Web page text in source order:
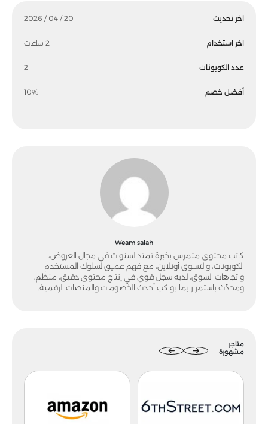
اخر تحديث 20 / 04 / 2026
اخر استخدام 2 ساعات
عدد الكوبونات 2
أفضل خصم 10%
Weam salah
كاتب محتوى متمرس بخبرة تمتد لسنوات في مجال العروض،
الكوبونات، والتسوق أونلاين، مع فهم عميق لسلوك المستخدم
واتجاهات السوق، لديه سجل قوي في إنتاج محتوى دقيق، منظم،
ومحدّث باستمرار بما يواكب أحدث الخصومات والمنصات الرقمية.
متاجر
مشهورة